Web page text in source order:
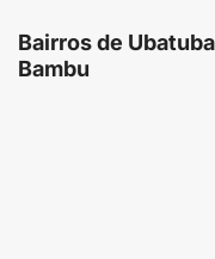
Bairros de
Bambu